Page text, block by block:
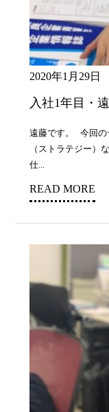
2020年1月29日
入社1年目・
遠藤です。 今回の
（ストラテジー）
仕...
READ MORE